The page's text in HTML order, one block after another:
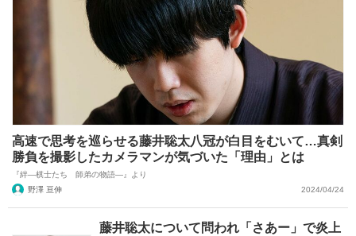
高速で思考を巡らせる藤井聡太八冠が白目をむいて…真剣
勝負を撮影したカメラマンが気づいた「理由」とは
『絆―棋士たち 師弟の物語―』より
野澤 亘伸
2024/04/24
藤井聡太について問われ「さあー」で炎上